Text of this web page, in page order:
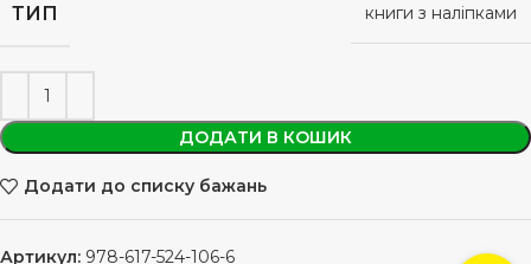
ТИП книги з наліпками
ДОДАТИ В КОШИК
Додати до списку бажань
Артикул: 978-617-524-106-6